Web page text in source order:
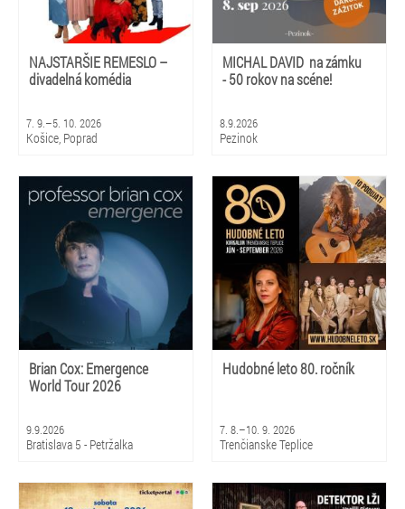
NAJSTARŠIE REMESLO –
divadelná komédia
7. 9.–5. 10. 2026
Košice, Poprad
MICHAL DAVID na zámku
- 50 rokov na scéne!
8.9.2026
Pezinok
Brian Cox: Emergence
World Tour 2026
9.9.2026
Bratislava 5 - Petržalka
Hudobné leto 80. ročník
7. 8.–10. 9. 2026
Trenčianske Teplice